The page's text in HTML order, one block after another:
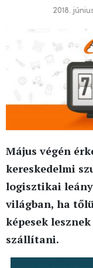
2018.
Május végén
kereskedelmi
logisztikai
világban, ha
képesek
szállítani.